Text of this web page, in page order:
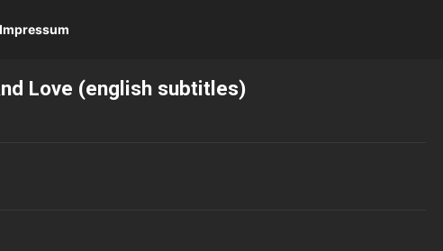
Love (english subtitles)